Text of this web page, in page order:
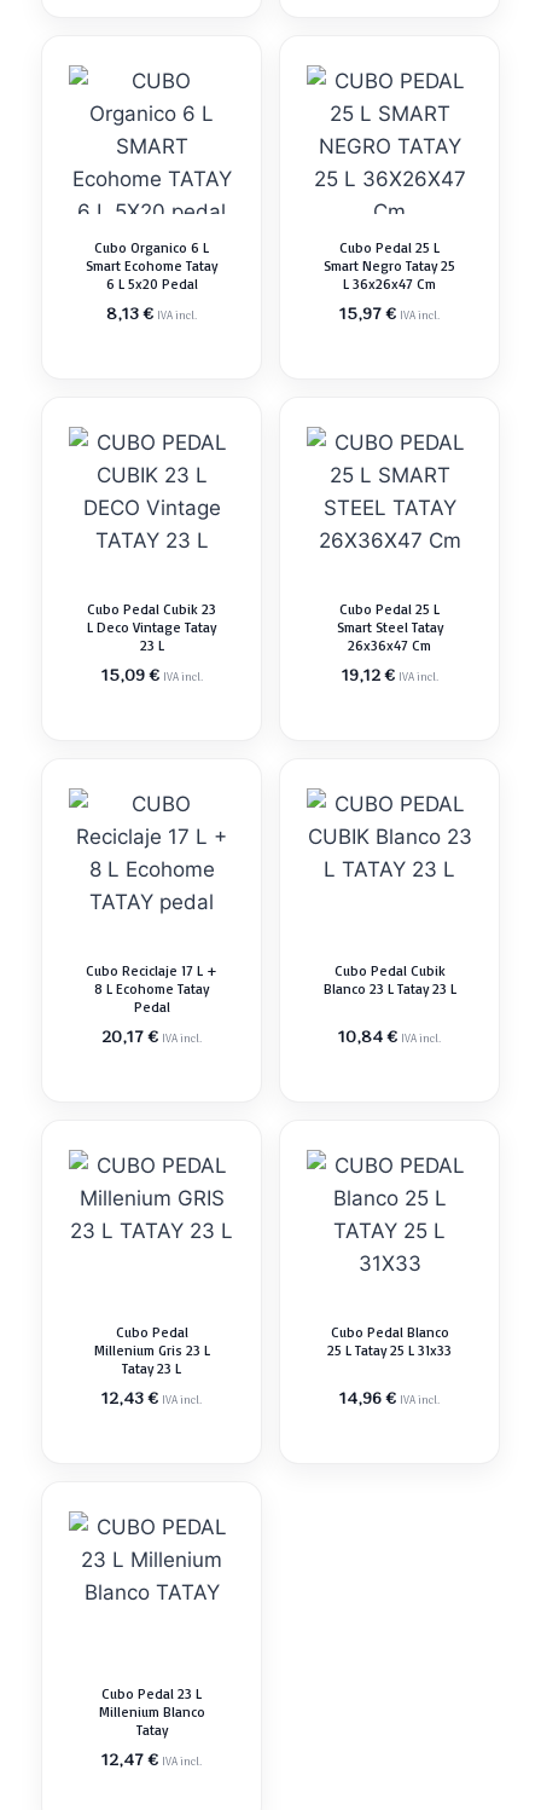
Cubo Organico 6 L
Smart Ecohome Tatay
6 L 5x20 Pedal
8,13€ IVA incl.
Cubo Pedal 25 L
Smart Negro Tatay 25
L 36x26x47 Cm
15,97€ IVA incl.
Cubo Pedal Cubik 23
L Deco Vintage Tatay
23 L
15,09€ IVA incl.
Cubo Pedal 25 L
Smart Steel Tatay
26x36x47 Cm
19,12€ IVA incl.
Cubo Reciclaje 17 L +
8 L Ecohome Tatay
Pedal
20,17€ IVA incl.
Cubo Pedal Cubik
Blanco 23 L Tatay 23 L
10,84€ IVA incl.
Cubo Pedal
Millenium Gris 23 L
Tatay 23 L
12,43€ IVA incl.
Cubo Pedal Blanco
25 L Tatay 25 L 31x33
14,96€ IVA incl.
Cubo Pedal 23 L
Millenium Blanco
Tatay
12,47€ IVA incl.